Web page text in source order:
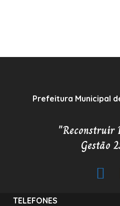
Prefeitura Municipal
"Reconstruir
Gestão
TELEFONES